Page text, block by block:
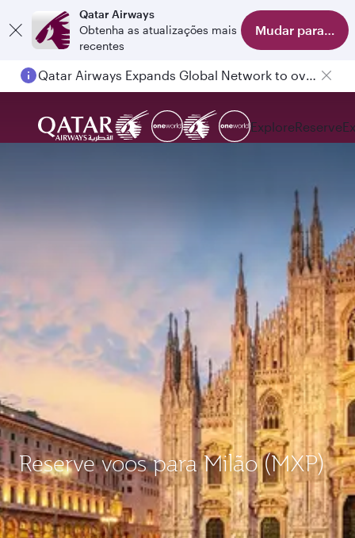
Qatar Airways
Obtenha as atualizações mais
recentes
Mudar para o
Qatar Airways Expands Global Network to over 160 Destinations
ExploreReserve
Reserve voos para Milão (MXP)